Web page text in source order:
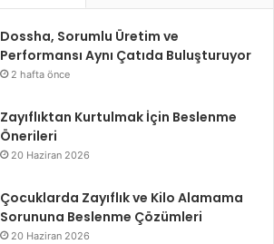
Dossha, Sorumlu Üretim ve
Performansı Aynı Çatıda Buluşturuyor
2 hafta önce
Zayıflıktan Kurtulmak İçin Beslenme
Önerileri
20 Haziran 2026
Çocuklarda Zayıflık ve Kilo Alamama
Sorununa Beslenme Çözümleri
20 Haziran 2026